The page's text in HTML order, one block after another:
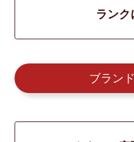
ランク
ブラン